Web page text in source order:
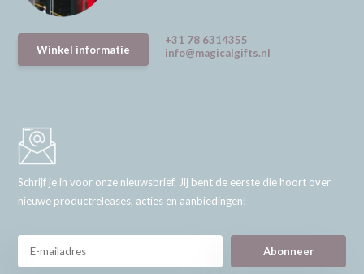
Winkel informatie
+31 78 6314355
info@magicalgifts.nl
Schrijf je in voor onze nieuwsbrief. Jij bent de eerste die hoort over
nieuwe productreleases, acties en aanbiedingen!
Abonneer